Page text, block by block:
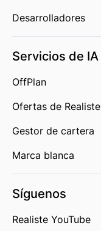
Desarrolladores
Servicios de IA
OffPlan
Ofertas de Realiste
Gestor de cartera
Marca blanca
Síguenos
Realiste YouTube